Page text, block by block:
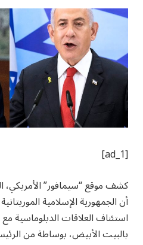
[ad_1]
أن الجمهورية الإسلامية
استئناف العلاقات الدبلوماسية
بالبيت الأبيض، بوساطة من